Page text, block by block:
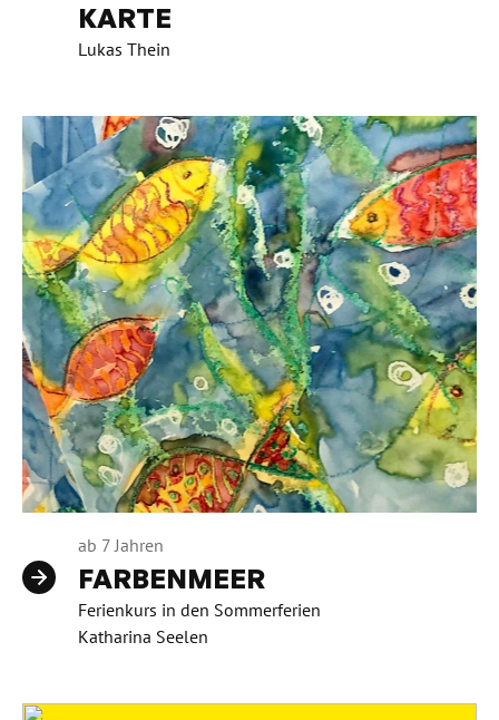
KARTE
Lukas Thein
ab 7 Jahren
FARBENMEER
Ferienkurs in den Sommerferien
Katharina Seelen